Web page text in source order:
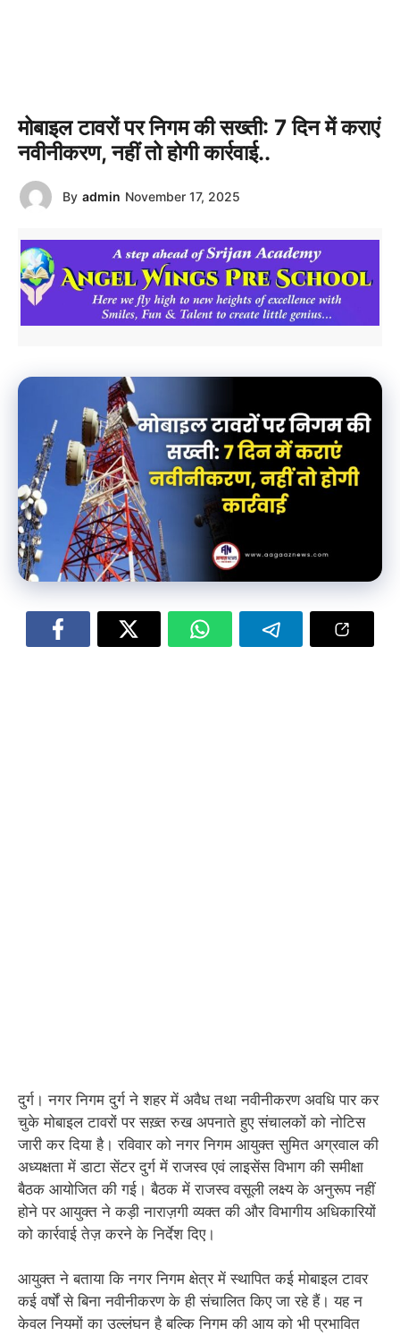
मोबाइल टावरों पर निगम की सख्ती: 7 दिन में कराएं
नवीनीकरण, नहीं तो होगी कार्रवाई..
By admin November 17, 2025
दुर्ग। नगर निगम दुर्ग ने शहर में अवैध तथा नवीनीकरण अवधि पार कर
चुके मोबाइल टावरों पर सख़्त रुख अपनाते हुए संचालकों को नोटिस
जारी कर दिया है। रविवार को नगर निगम आयुक्त सुमित अग्रवाल की
अध्यक्षता में डाटा सेंटर दुर्ग में राजस्व एवं लाइसेंस विभाग की समीक्षा
बैठक आयोजित की गई। बैठक में राजस्व वसूली लक्ष्य के अनुरूप नहीं
होने पर आयुक्त ने कड़ी नाराज़गी व्यक्त की और विभागीय अधिकारियों
को कार्रवाई तेज़ करने के निर्देश दिए।
आयुक्त ने बताया कि नगर निगम क्षेत्र में स्थापित कई मोबाइल टावर
कई वर्षों से बिना नवीनीकरण के ही संचालित किए जा रहे हैं। यह न
केवल नियमों का उल्लंघन है बल्कि निगम की आय को भी प्रभावित